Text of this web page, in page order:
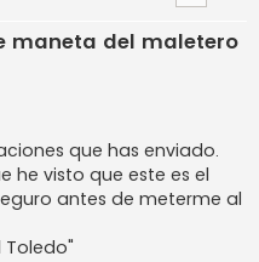
maneta del maletero
que has enviado.
he visto que este es el
antes de meterme al
Toledo"